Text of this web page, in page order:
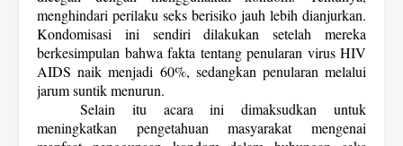
menghindari perilaku seks berisiko jauh lebih dianjurkan.
Kondomisasi ini sendiri dilakukan setelah mereka
berkesimpulan bahwa fakta tentang penularan virus HIV
AIDS naik menjadi 60%, sedangkan penularan melalui
jarum suntik menurun.
Selain itu acara ini dimaksudkan untuk
meningkatkan pengetahuan masyarakat mengenai